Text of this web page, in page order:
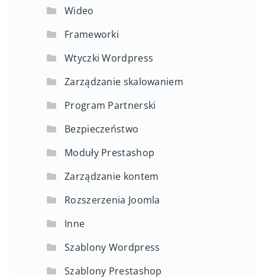
Wideo
Frameworki
Wtyczki Wordpress
Zarządzanie skalowaniem
Program Partnerski
Bezpieczeństwo
Moduły Prestashop
Zarządzanie kontem
Rozszerzenia Joomla
Inne
Szablony Wordpress
Szablony Prestashop